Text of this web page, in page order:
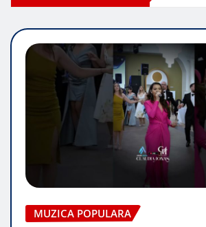
MUZICA POPULARA